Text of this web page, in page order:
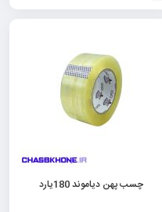
افزودن
چسب پهن دیاموند 180یارد